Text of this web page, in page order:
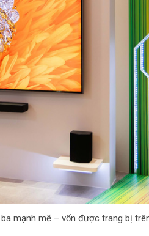
mạnh mẽ – vốn được trang bị